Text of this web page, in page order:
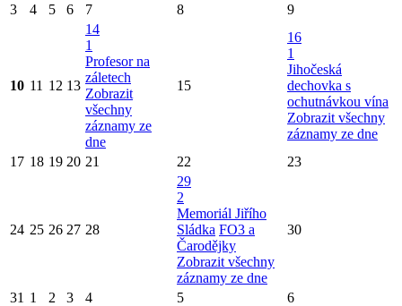
3
4 5 6 7 8 9
10 11 12 13
14
1
Profesor na
záletech
Zobrazit
všechny
záznamy ze
dne
15
16
1
Jihočeská
dechovka s
ochutnávkou vína
Zobrazit všechny
záznamy ze dne
17 18 19 20 21 22 23
24 25 26 27 28
29
2
Memoriál Jiřího
Sládka FO3 a
Čarodějky
Zobrazit všechny
záznamy ze dne
30
31 1 2 3 4 5 6